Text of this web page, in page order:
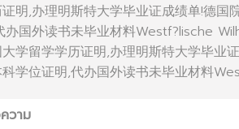
明,办理明斯特大学毕业证成绩单!德
办国外读书未毕业材料Westf?lische
学留学学历证明,办理明斯特大学毕业
学位证明,代办国外读书未毕业材料
วาม